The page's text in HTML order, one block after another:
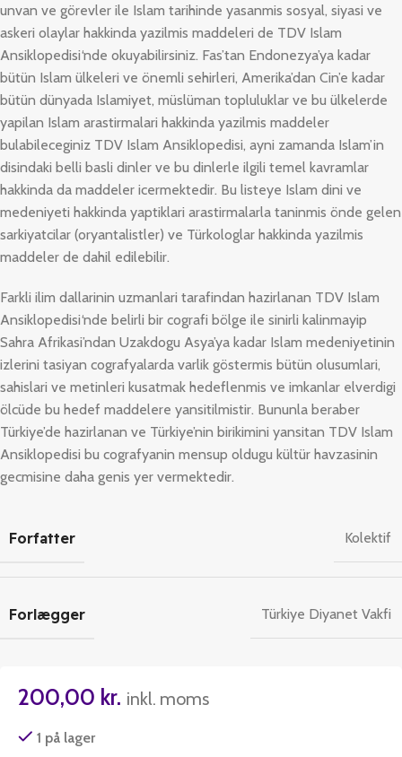
unvan ve görevler ile Islam tarihinde yasanmis sosyal, siyasi ve
askeri olaylar hakkinda yazilmis maddeleri de TDV Islam
Ansiklopedisi‘nde okuyabilirsiniz. Fas’tan Endonezya’ya kadar
bütün Islam ülkeleri ve önemli sehirleri, Amerika’dan Cin’e kadar
bütün dünyada Islamiyet, müslüman topluluklar ve bu ülkelerde
yapilan Islam arastirmalari hakkinda yazilmis maddeler
bulabileceginiz TDV Islam Ansiklopedisi, ayni zamanda Islam’in
disindaki belli basli dinler ve bu dinlerle ilgili temel kavramlar
hakkinda da maddeler icermektedir. Bu listeye Islam dini ve
medeniyeti hakkinda yaptiklari arastirmalarla taninmis önde gelen
sarkiyatcilar (oryantalistler) ve Türkologlar hakkinda yazilmis
maddeler de dahil edilebilir.
Farkli ilim dallarinin uzmanlari tarafindan hazirlanan TDV Islam
Ansiklopedisi‘nde belirli bir cografi bölge ile sinirli kalinmayip
Sahra Afrikasi’ndan Uzakdogu Asya’ya kadar Islam medeniyetinin
izlerini tasiyan cografyalarda varlik göstermis bütün olusumlari,
sahislari ve metinleri kusatmak hedeflenmis ve imkanlar elverdigi
ölcüde bu hedef maddelere yansitilmistir. Bununla beraber
Türkiye’de hazirlanan ve Türkiye’nin birikimini yansitan TDV Islam
Ansiklopedisi bu cografyanin mensup oldugu kültür havzasinin
gecmisine daha genis yer vermektedir.
Forfatter Kolektif
Forlægger Türkiye Diyanet Vakfi
200,00 kr. inkl. moms
1 på lager